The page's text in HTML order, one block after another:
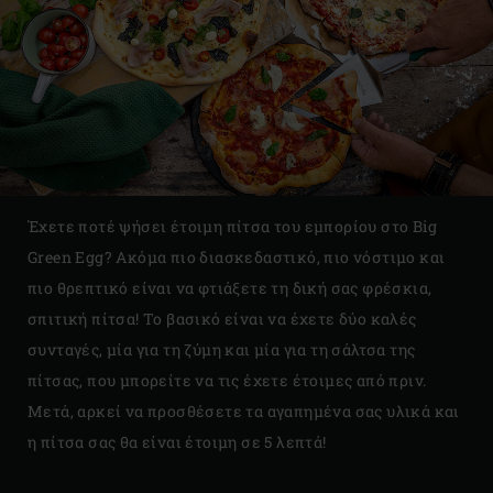
Έχετε ποτέ ψήσει έτοιμη πίτσα του εμπορίου στο Big
Green Egg? Ακόμα πιο διασκεδαστικό, πιο νόστιμο και
πιο θρεπτικό είναι να φτιάξετε τη δική σας φρέσκια,
σπιτική πίτσα! Το βασικό είναι να έχετε δύο καλές
συνταγές, μία για τη ζύμη και μία για τη σάλτσα της
πίτσας, που μπορείτε να τις έχετε έτοιμες από πριν.
Μετά, αρκεί να προσθέσετε τα αγαπημένα σας υλικά και
η πίτσα σας θα είναι έτοιμη σε 5 λεπτά!